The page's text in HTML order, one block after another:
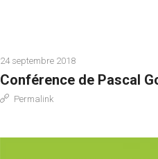
24 septembre 2018
Conférence de Pascal
Permalink